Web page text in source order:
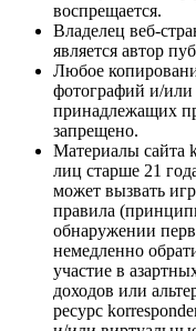
воспрещается.
Владелец веб-
является автор
Любое
фотографий и/или
принадлежащих
запрещено.
Материалы сайта
лиц старше 21
может вызвать
правила
обнаружении
немедленно
участие в
доходов или
ресурс